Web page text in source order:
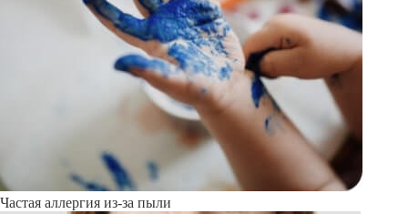
Частая аллергия из-за пыли